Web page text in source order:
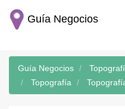
Guía Negocios
Guía Negocios
Topografía